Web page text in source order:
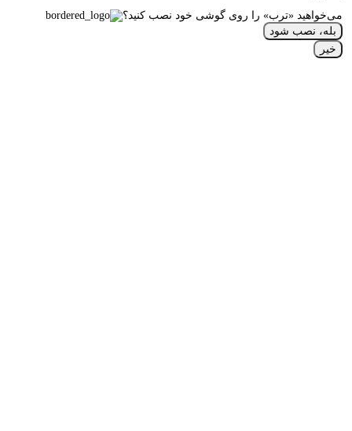
می‌خواهید «ترب» را روی گوشی خود نصب کنید؟
بله، نصب شود
خیر